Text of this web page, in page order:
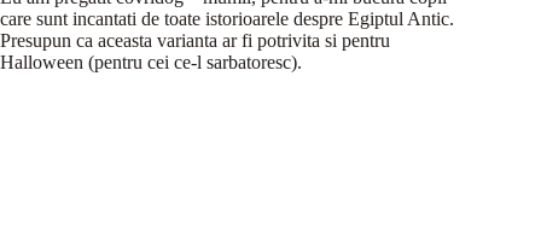
care sunt incantati de toate istorioarele despre Egiptul Antic.
Presupun ca aceasta varianta ar fi potrivita si pentru
Halloween (pentru cei ce-l sarbatoresc).